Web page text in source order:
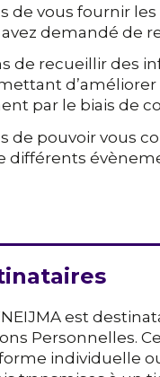
de vous fournir
demandé de
de recueillir des
d’améliorer
par le biais de
de pouvoir vous
différents
est
Personnelles.
individuelle